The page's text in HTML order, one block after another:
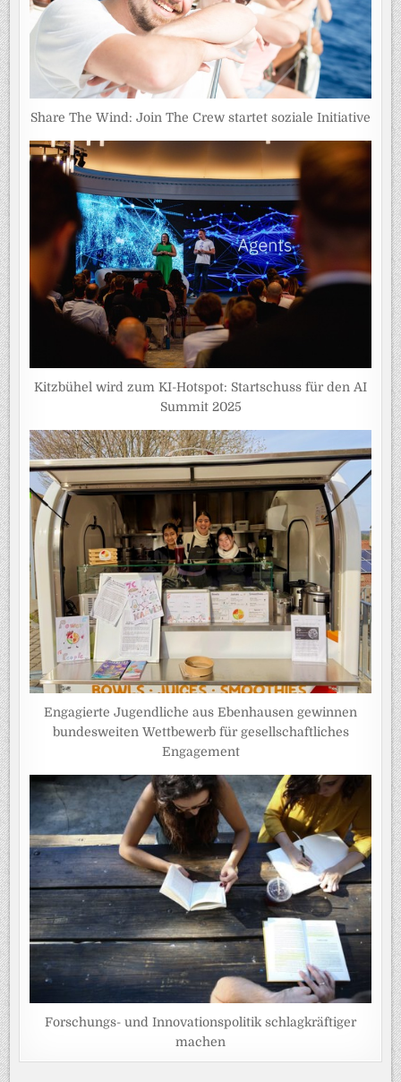
Share The Wind: Join The Crew startet soziale Initiative
Kitzbühel wird zum KI-Hotspot: Startschuss für den AI
Summit 2025
Engagierte Jugendliche aus Ebenhausen gewinnen
bundesweiten Wettbewerb für gesellschaftliches
Engagement
Forschungs- und Innovationspolitik schlagkräftiger
machen